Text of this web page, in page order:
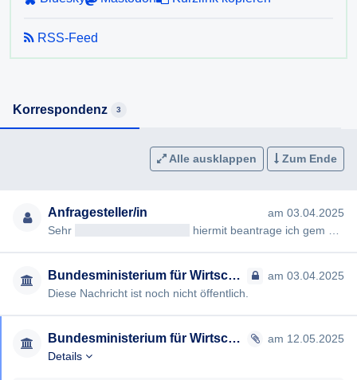
RSS-Feed
Korrespondenz 3
Alle ausklappen Zum Ende
Anfragesteller/in
am 03.04.2025
Sehr
hiermit beantrage ich gem §§ 2, 3 AuskunftspflichtG die Erteilung folgender Auskunft…
Bundesministerium für Wirtschaft, Energie und Tourismus
am 03.04.2025
Diese Nachricht ist noch nicht öffentlich.
Bundesministerium für Wirtschaft, Energie und Tourismus
am 12.05.2025
Details